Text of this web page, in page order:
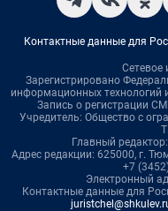
Контактные данные для
Сетевое
Зарегистрировано
информационных технологий
Запись о регистрации
Учредитель: Общество с
Главный
Адрес редакции: 625000, г.
+7
Электронный
Контактные данные для